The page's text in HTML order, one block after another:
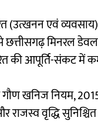
(उत्खनन एवं
मिनरल
की आपूर्ति-संकट में
खनिज नियम,
और राजस्व वृद्धि